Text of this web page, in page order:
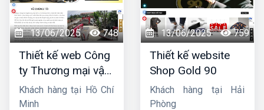
13/06/2025 748
Thiết kế web Công
ty Thương mại vận
tải Song Bằng
Khách hàng tại Hồ Chí
Minh
13/06/2025 759
Thiết kế website
Shop Gold 90
Khách hàng tại Hải
Phòng